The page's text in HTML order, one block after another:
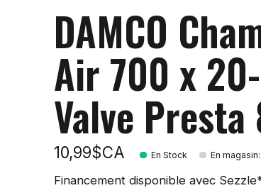
DAMCO
Air 700 x
Valve
10,99$CA En Stock En magasin:
Financement disponible avec